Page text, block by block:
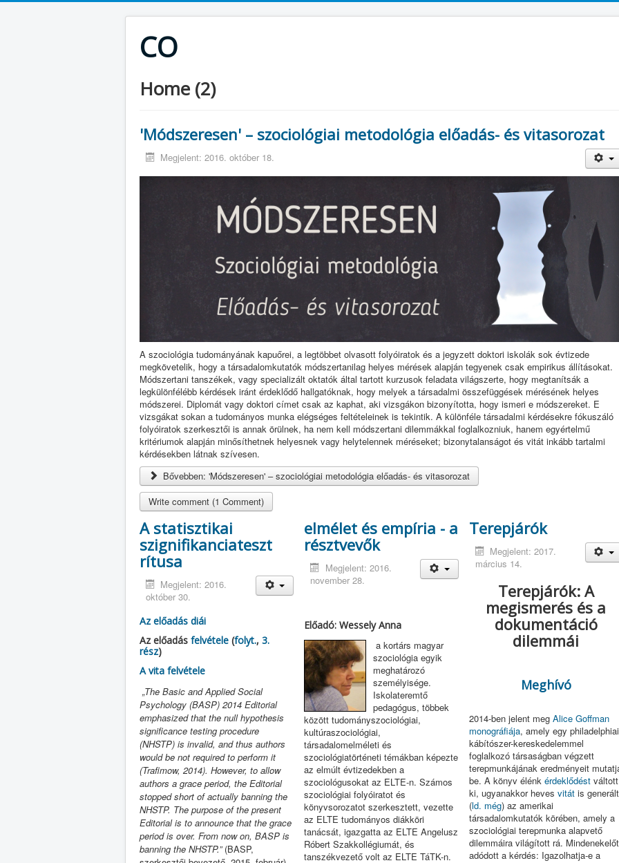
CO
Home (2)
'Módszeresen' – szociológiai metodológia előadás- és vitasorozat
Megjelent: 2016. október 18.
A szociológia tudományának kapuőrei, a legtöbbet olvasott folyóiratok és a jegyzett doktori iskolák sok évtizede
megkövetelik, hogy a társadalomkutatók módszertanilag helyes mérések alapján tegyenek csak empirikus állításokat.
Módszertani tanszékek, vagy specializált oktatók által tartott kurzusok feladata világszerte, hogy megtanítsák a
legkülönfélébb kérdések iránt érdeklődő hallgatóknak, hogy melyek a társadalmi összefüggések mérésének helyes
módszerei. Diplomát vagy doktori címet csak az kaphat, aki vizsgákon bizonyította, hogy ismeri e módszereket. E
vizsgákat sokan a tudományos munka elégséges feltételeinek is tekintik. A különféle társadalmi kérdésekre fókuszáló
folyóiratok szerkesztői is annak örülnek, ha nem kell módszertani dilemmákkal foglalkozniuk, hanem egyértelmű
kritériumok alapján minősíthetnek helyesnek vagy helytelennek méréseket; bizonytalanságot és vitát inkább tartalmi
kérdésekben látnak szívesen.
Bővebben: 'Módszeresen' – szociológiai metodológia előadás- és vitasorozat
Write comment (1 Comment)
A statisztikai
szignifikanciateszt
rítusa
Megjelent: 2016.
október 30.
Az előadás diái
Az előadás felvétele (folyt., 3.
rész)
A vita felvétele
„The Basic and Applied Social
Psychology (BASP) 2014 Editorial
emphasized that the null hypothesis
significance testing procedure
(NHSTP) is invalid, and thus authors
would be not required to perform it
(Trafimow, 2014). However, to allow
authors a grace period, the Editorial
stopped short of actually banning the
NHSTP. The purpose of the present
Editorial is to announce that the grace
period is over. From now on, BASP is
banning the NHSTP.”(BASP,
elmélet és empíria - a
résztvevők
Megjelent: 2016.
november 28.
Előadó: Wessely Anna
a kortárs magyar
szociológia egyik
meghatározó
személyisége.
Iskolateremtő
pedagógus, többek
között tudományszociológiai,
kultúraszociológiai,
társadalomelméleti és
szociológiatörténeti témákban képezte
az elmúlt évtizedekben a
szociológusokat az ELTE-n. Számos
szociológiai folyóiratot és
könyvsorozatot szerkesztett, vezette
az ELTE tudományos diákköri
tanácsát, igazgatta az ELTE Angelusz
Róbert Szakkollégiumát, és
tanszékvezető volt az ELTE TáTK-n.
Terepjárók
Megjelent: 2017.
március 14.
Terepjárók: A
megismerés és a
dokumentáció
dilemmái
Meghívó
2014-ben jelent meg Alice Goffman
monográfiája, amely egy
kábítószer-kereskedelemmel
foglalkozó társaságban végzett
terepmunkájának eredményeit
be. A könyv élénk érdeklődéstváltott
ki, ugyanakkor heves vitátis generált
(ld. még) az amerikai
társadalomkutatók körében, amely a
szociológiai terepmunka alapvető
dilemmáira világított rá.
adódott a kérdés: Igazolhatja-e a